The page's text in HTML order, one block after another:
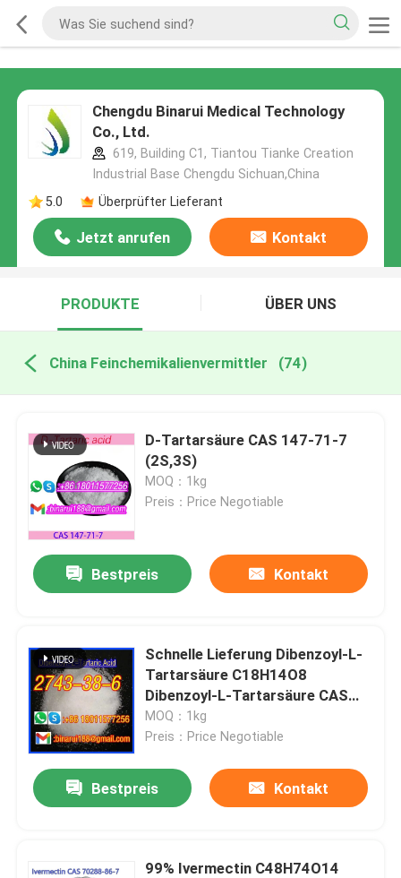
Chengdu Binarui Medical Technology
Co., Ltd.
619, Building C1, Tiantou Tianke Creation
Industrial Base Chengdu Sichuan,China
5.0
Überprüfter Lieferant
Jetzt anrufen Kontakt
PRODUKTE ÜBER UNS
China Feinchemikalienvermittler (74)
D-Tartarsäure CAS 147-71-7
(2S,3S)
MOQ：1kg
Preis：Price Negotiable
Bestpreis Kontakt
Schnelle Lieferung Dibenzoyl-L-
Tartarsäure C18H14O8
Dibenzoyl-L-Tartarsäure CAS
2743-38-6
MOQ：1kg
Preis：Price Negotiable
Bestpreis Kontakt
99% Ivermectin C48H74O14